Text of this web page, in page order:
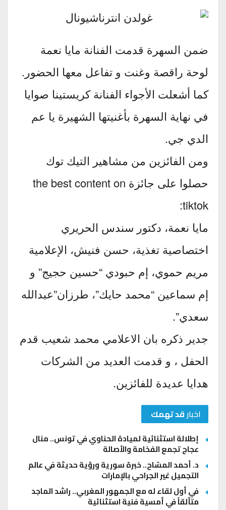
ضمن السهرة قدمت الفنانة مايا نعمة
لوحة راقصة وغنت و تفاعل معها الحضور.
كما أشعلت الأجواء الفنانة كريستينا صوايا
في نهاية السهرة بأغنيتها الشهيرة يا عم
الدي جي.
ومن الفائزين من مشاهير التيك توك
حصلوا على جائزة the best content on
tiktok:
مايا نعمة، دكتور سندس الحريري
اختصاصية تغذية، حسن فنيش، الإعلامية
مريم حموي، إم حبودي “حسين حجيج” و
إم سماعين “محمد حايك”، طرزان”عبدالله
سعدي”.
جدير ذكره بان الاعلامي محمد شعيب قدم
الحفل ، و قدمت العديد من الشركات
هدايا عديدة للفائزين.
اخبارقد تهمك
إطلالة استثنائية لميادة الحناوي في تونس.. منال
عجاج تجمع الفخامة والأصالة
د. أحمد المسّاح.. خبرة سورية ورؤية حديثة في عالم
التجميل غير الجراحي بالإمارات
في أول لقاء له مع الجمهور المغربي.. راشد الماجد
متألقاً في أمسية فنية استثنائية